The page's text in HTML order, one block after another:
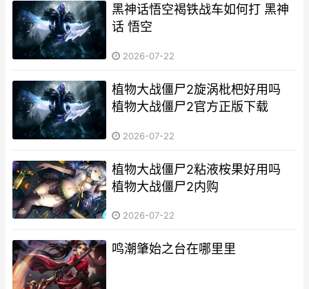
黑神话悟空褐铁战车如何打 黑神
话 悟空
2026-07-22
植物大战僵尸2旋涡枇杷好用吗
植物大战僵尸2官方正版下载
2026-07-22
植物大战僵尸2粘液桉果好用吗
植物大战僵尸2内购
2026-07-22
鸣潮肇始之台在哪里里